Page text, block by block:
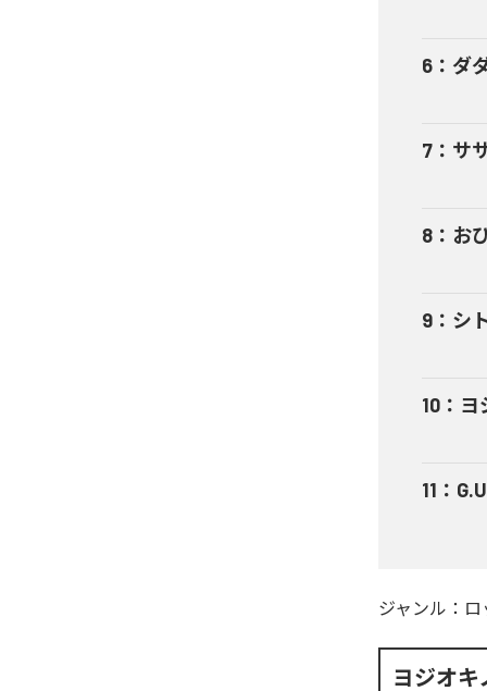
6 ： ダ
7 ： サ
8 ： お
9 ： シ
10 ： ヨ
11 ：
ジャンル： ロ
ヨジオキ